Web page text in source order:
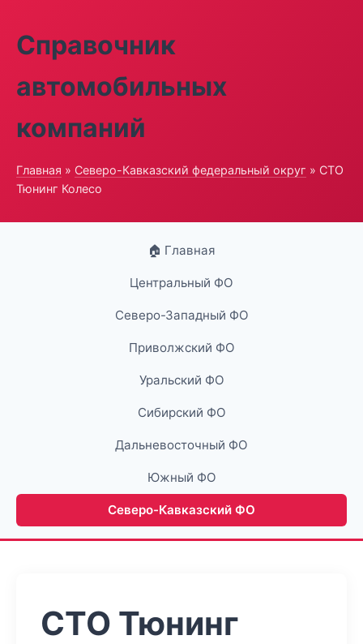
Справочник
автомобильных
компаний
Главная » Северо-Кавказский федеральный округ » СТО
Тюнинг Колесо
🏠 Главная
Центральный ФО
Северо-Западный ФО
Приволжский ФО
Уральский ФО
Сибирский ФО
Дальневосточный ФО
Южный ФО
Северо-Кавказский ФО
СТО Тюнинг